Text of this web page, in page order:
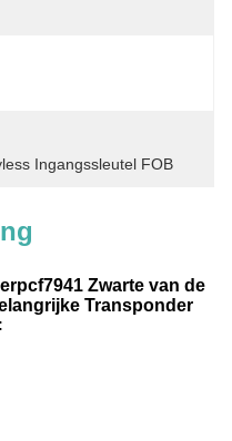
Ingangssleutel FOB
Zwarte van de
Transponder